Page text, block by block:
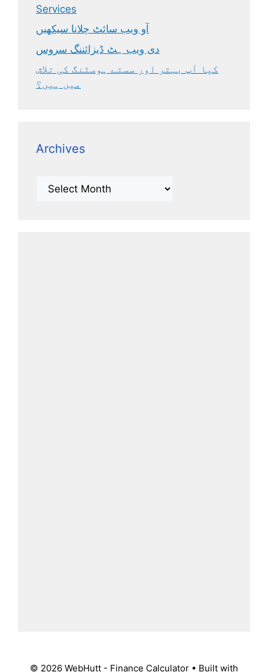
Services
آو ویب سائٹ چلانا سیکھیں
دی ویب ہٹ ڈیزائننگ سروس
کیا آپ بہتر اور سستے ہوسٹنگ کی تلاش
میں ہیں؟
Archives
Archives
© 2026 WebHutt - Finance Calculator • Built with